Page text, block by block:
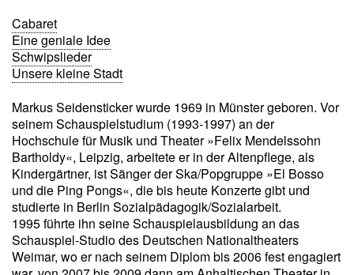
Cabaret
Eine geniale Idee
Schwipslieder
Unsere kleine Stadt
Markus Seidensticker wurde 1969 in Münster geboren. Vor
seinem Schauspielstudium (1993-1997) an der
Hochschule für Musik und Theater »Felix Mendelssohn
Bartholdy«, Leipzig, arbeitete er in der Altenpflege, als
Kindergärtner, ist Sänger der Ska/Popgruppe »El Bosso
und die Ping Pongs«, die bis heute Konzerte gibt und
studierte in Berlin Sozialpädagogik/Sozialarbeit.
1995 führte ihn seine Schauspielausbildung an das
Schauspiel-Studio des Deutschen Nationaltheaters
Weimar, wo er nach seinem Diplom bis 2006 fest engagiert